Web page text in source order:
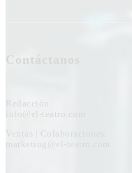
Contáctanos
Redacción:
info@el-teatro.com
Ventas | Colaboraciones:
marketing@el-teatro.com